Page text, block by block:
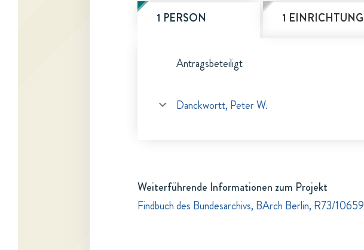
1 PERSON 1 EINRICHTUNG
Antragsbeteiligt
Danckwortt, Peter W.
Weiterführende Informationen zum Projekt
Findbuch des Bundesarchivs, BArch Berlin, R73/10659